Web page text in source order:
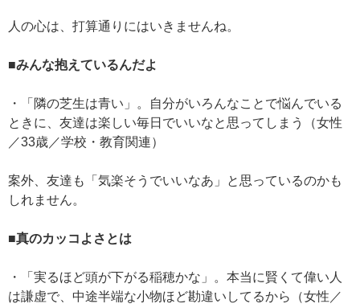
人の心は、打算通りにはいきませんね。
■みんな抱えているんだよ
・「隣の芝生は青い」。自分がいろんなことで悩んでいる
ときに、友達は楽しい毎日でいいなと思ってしまう（女性
／33歳／学校・教育関連）
案外、友達も「気楽そうでいいなあ」と思っているのかも
しれません。
■真のカッコよさとは
・「実るほど頭が下がる稲穂かな」。本当に賢くて偉い人
は謙虚で、中途半端な小物ほど勘違いしてるから（女性／